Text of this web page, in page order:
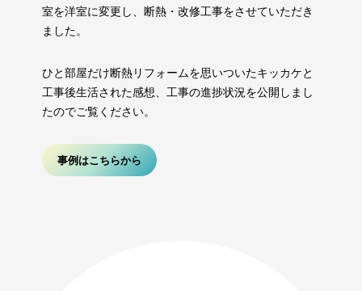
室を洋室に変更し、断熱・改修工事をさせていただき
ました。
ひと部屋だけ断熱リフォームを思いついたキッカケと
工事後生活された感想、工事の進捗状況を公開しまし
たのでご覧ください。
事例はこちらから